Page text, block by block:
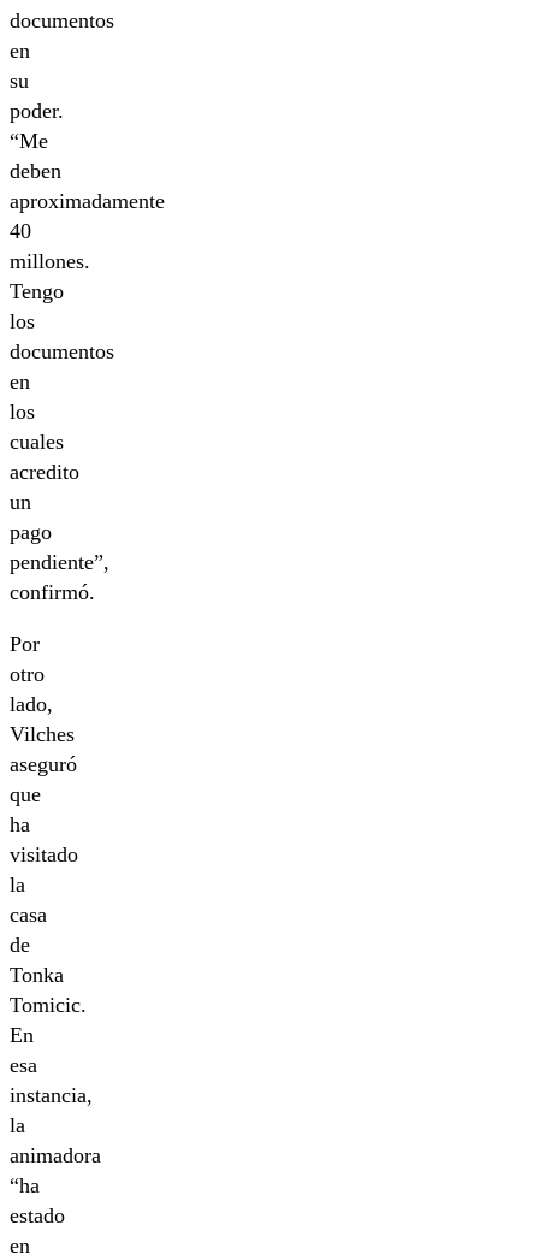
documentos
en
su
poder.
“Me
deben
aproximadamente
40
millones.
Tengo
los
documentos
en
los
cuales
acredito
un
pago
pendiente”,
confirmó.
Por
otro
lado,
Vilches
aseguró
que
ha
visitado
la
casa
de
Tonka
Tomicic.
En
esa
instancia,
la
animadora
“ha
estado
en